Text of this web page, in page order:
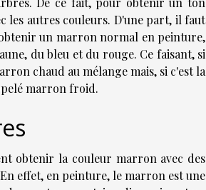
les autres couleurs. D'une part, il faut
un marron normal en peinture,
du bleu et du rouge. Ce faisant, si
chaud au mélange mais, si c'est la
marron froid.
obtenir la couleur marron avec des
effet, en peinture, le marron est une